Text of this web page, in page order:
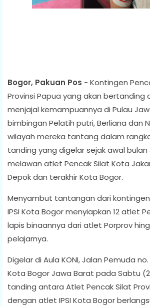
Bogor, Pakuan Pos - Kontingen
Provinsi Papua yang akan bertanding
menjajal kemampuannya di Pulau
bimbingan Pelatih putri, Berliana dan
wilayah mereka tantang dalam
tanding yang digelar sejak awal bulan
melawan atlet Pencak Silat Kota
Depok dan terakhir Kota Bogor.
Menyambut tantangan dari kontingen
IPSI Kota Bogor menyiapkan 12 atlet
lapis binaannya dari atlet Porprov
pelajarnya.
Digelar di Aula KONI, Jalan Pemuda
Kota Bogor Jawa Barat pada Sabtu
tanding antara Atlet Pencak Silat
dengan atlet IPSI Kota Bogor